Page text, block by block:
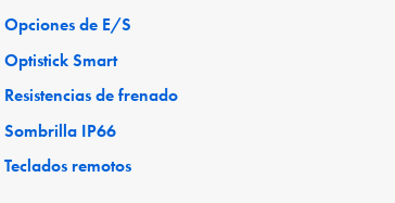
Opciones de E/S
Optistick Smart
Resistencias de frenado
Sombrilla IP66
Teclados remotos